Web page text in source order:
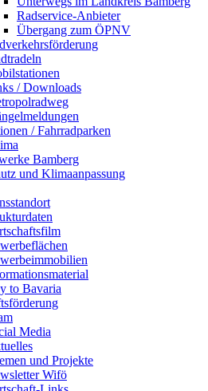
Radservice-Anbieter
Übergang zum ÖPNV
/ Downloads
/ Fahrradparken
Bamberg
und Klimaanpassung
to Bavaria
Media
und Projekte
Wifö